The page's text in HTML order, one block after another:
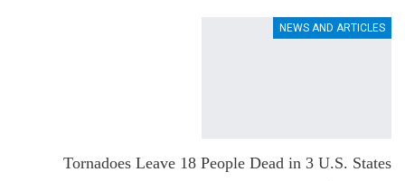
NEWS AND ARTICLES
Tornadoes Leave 18 People Dead in 3 U.S. States